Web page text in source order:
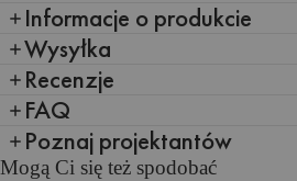
Informacje o produkcie
Wysyłka
Recenzje
FAQ
Poznaj projektantów
Mogą Ci się też spodobać